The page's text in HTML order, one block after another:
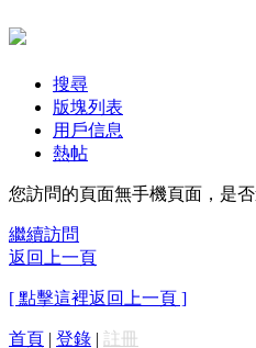
搜尋
版塊列表
用戶信息
熱帖
您訪問的頁面無手機頁面，是
繼續訪問
返回上一頁
[ 點擊這裡返回上一頁 ]
首頁 | 登錄 | 註冊